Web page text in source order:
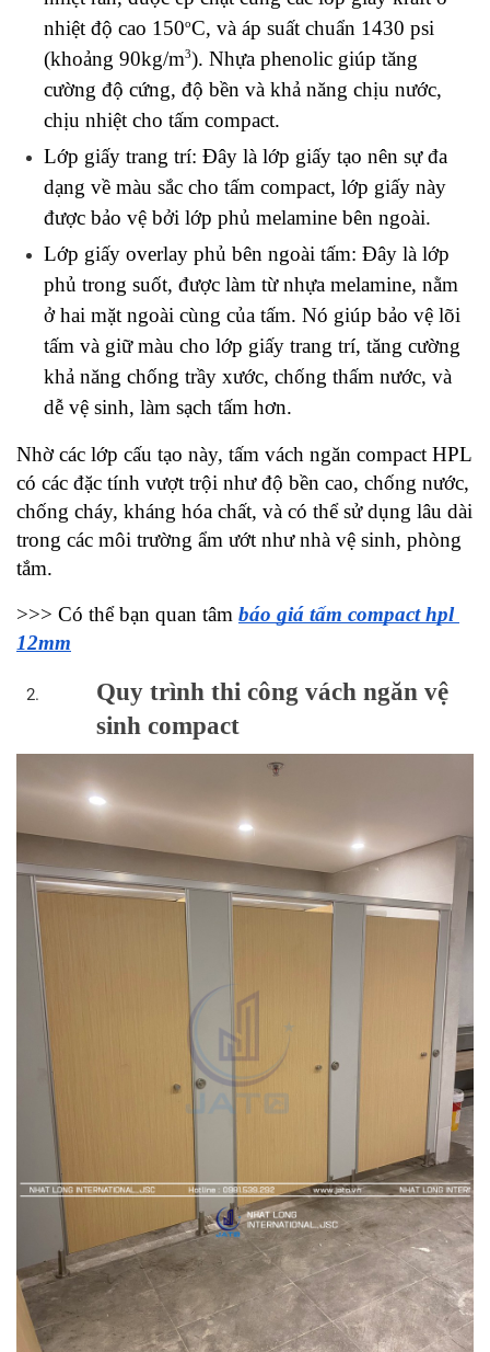
nhiệt độ cao 150oC, và áp suất chuẩn 1430 psi
(khoảng 90kg/m3). Nhựa phenolic giúp tăng
cường độ cứng, độ bền và khả năng chịu nước,
chịu nhiệt cho tấm compact.
Lớp giấy trang trí: Đây là lớp giấy tạo nên sự đa
dạng về màu sắc cho tấm compact, lớp giấy này
được bảo vệ bởi lớp phủ melamine bên ngoài.
Lớp giấy overlay phủ bên ngoài tấm: Đây là lớp
phủ trong suốt, được làm từ nhựa melamine, nằm
ở hai mặt ngoài cùng của tấm. Nó giúp bảo vệ lõi
tấm và giữ màu cho lớp giấy trang trí, tăng cường
khả năng chống trầy xước, chống thấm nước, và
dễ vệ sinh, làm sạch tấm hơn.
Nhờ các lớp cấu tạo này, tấm vách ngăn compact HPL
có các đặc tính vượt trội như độ bền cao, chống nước,
chống cháy, kháng hóa chất, và có thể sử dụng lâu dài
trong các môi trường ẩm ướt như nhà vệ sinh, phòng
tắm.
>>> Có thể bạn quan tâm báo giá tấm compact hpl
12mm
Quy trình thi công vách ngăn vệ
sinh compact